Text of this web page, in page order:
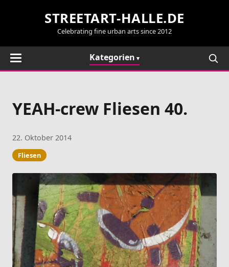
STREETART-HALLE.DE
Celebrating fine urban arts since 2012
Kategorien
YEAH-crew Fliesen 40.
22. Oktober 2014
Fliesen